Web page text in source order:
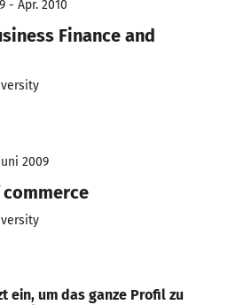
- Apr. 2010
Finance and
2009
ein, um das ganze Profil zu